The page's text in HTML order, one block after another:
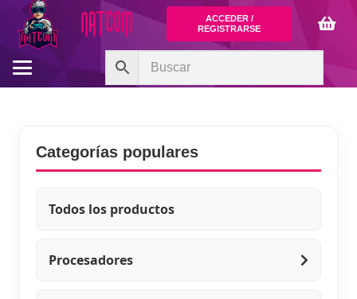
ACCEDER /
REGISTRARSE
Categorías populares
Todos los productos
Procesadores